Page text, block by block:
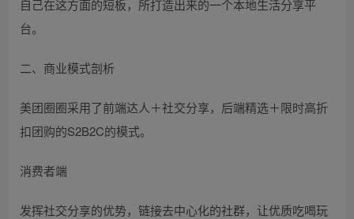
自己在这方面的短板，所打造出来的一个本地生活分享平
台。
二、商业模式剖析
美团圈圈采用了前端达人＋社交分享，后端精选＋限时高折
扣团购的S2B2C的模式。
消费者端
发挥社交分享的优势，链接去中心化的社群，让优质吃喝玩